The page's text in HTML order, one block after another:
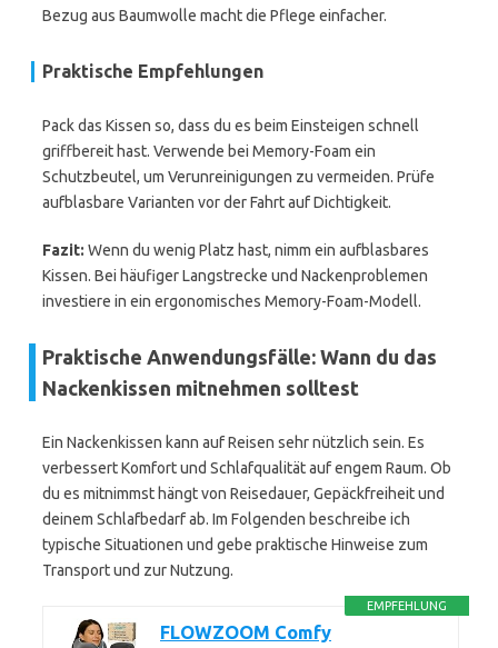
Bezug aus Baumwolle macht die Pflege einfacher.
Praktische Empfehlungen
Pack das Kissen so, dass du es beim Einsteigen schnell
griffbereit hast. Verwende bei Memory-Foam ein
Schutzbeutel, um Verunreinigungen zu vermeiden. Prüfe
aufblasbare Varianten vor der Fahrt auf Dichtigkeit.
Fazit: Wenn du wenig Platz hast, nimm ein aufblasbares
Kissen. Bei häufiger Langstrecke und Nackenproblemen
investiere in ein ergonomisches Memory-Foam-Modell.
Praktische Anwendungsfälle: Wann du das
Nackenkissen mitnehmen solltest
Ein Nackenkissen kann auf Reisen sehr nützlich sein. Es
verbessert Komfort und Schlafqualität auf engem Raum. Ob
du es mitnimmst hängt von Reisedauer, Gepäckfreiheit und
deinem Schlafbedarf ab. Im Folgenden beschreibe ich
typische Situationen und gebe praktische Hinweise zum
Transport und zur Nutzung.
EMPFEHLUNG
FLOWZOOM Comfy